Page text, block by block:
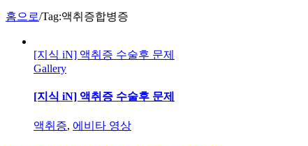
홈으로/Tag:액취증합병증
[지식 iN] 액취증 수술후 문제
Gallery
[지식 iN] 액취증 수술후 문제
액취증, 에비타 영상